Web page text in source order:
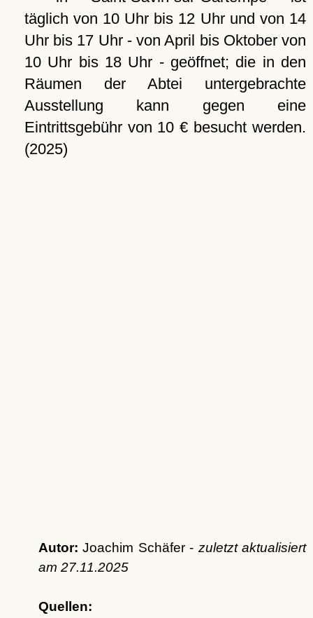
täglich von 10 Uhr bis 12 Uhr und von 14
Uhr bis 17 Uhr - von April bis Oktober von
10 Uhr bis 18 Uhr - geöffnet; die in den
Räumen der Abtei untergebrachte
Ausstellung kann gegen eine
Eintrittsgebühr von 10 € besucht werden.
(2025)
Autor: Joachim Schäfer - zuletzt aktualisiert
am 27.11.2025
Quellen: